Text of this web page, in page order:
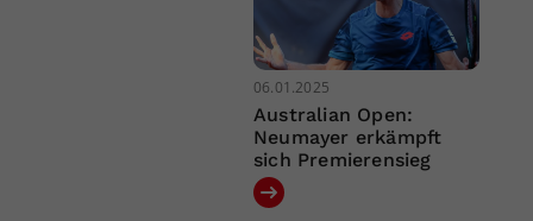
06.01.2025
Australian Open:
Neumayer erkämpft
sich Premierensieg